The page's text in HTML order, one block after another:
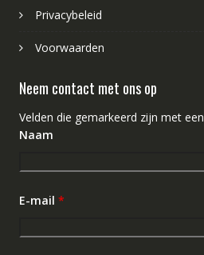
Privacybeleid
Voorwaarden
Neem contact met ons op
Velden die gemarkeerd zijn met een
Naam
E-mail *